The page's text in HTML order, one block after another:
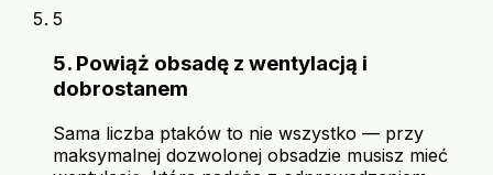
5
5. Powiąż obsadę z wentylacją i
dobrostanem
Sama liczba ptaków to nie wszystko — przy
maksymalnej dozwolonej obsadzie musisz mieć